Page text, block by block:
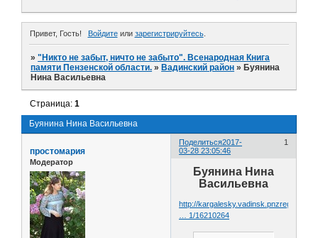
Привет, Гость! Войдитеили зарегистрируйтесь.
»"Никто не забыт, ничто не забыто". Всенародная Книга
памяти Пензенской области. » Вадинский район » Буянина
Нина Васильевна
Буянина Нина Васильевна
Страница:1
Поделиться 1
2017-
03-28 23:05:46
простомария
Модератор
Буянина Нина
Васильевна
http://kargalesky.vadinsk.pnzreg.ru/new
… 1/16210264